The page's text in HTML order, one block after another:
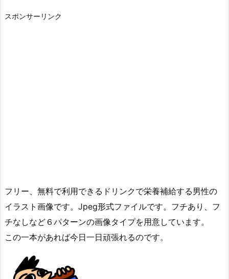
スポンサーリンク
フリー、無料で利用できるドリンクで栄養補給する男性の
イラスト画像です。Jpeg形式ファイルです。フチあり、フ
チなしなど６パターンの画像タイプを用意しています。
この一本があれば今日一日頑張れるのです。